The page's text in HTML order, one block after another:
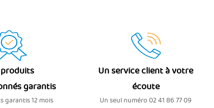
garantis
garantis 12 mois
Un service client à votre
écoute
Un seul numéro 02 41 86 77 09